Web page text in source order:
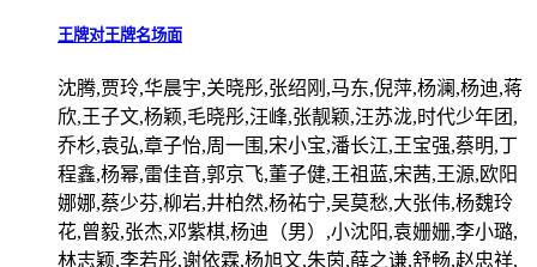
王牌对王牌名场面
沈腾,贾玲,华晨宇,关晓彤,张绍刚,马东,倪萍,杨澜,杨迪,蒋
欣,王子文,杨颖,毛晓彤,汪峰,张靓颖,汪苏泷,时代少年团,
乔杉,袁弘,章子怡,周一围,宋小宝,潘长江,王宝强,蔡明,丁
程鑫,杨幂,雷佳音,郭京飞,董子健,王祖蓝,宋茜,王源,欧阳
娜娜,蔡少芬,柳岩,井柏然,杨祐宁,吴莫愁,大张伟,杨魏玲
花,曾毅,张杰,邓紫棋,杨迪（男）,小沈阳,袁姗姗,李小璐,
林志颖,李若彤,谢依霖,杨旭文,朱茵,薛之谦,舒畅,赵忠祥,